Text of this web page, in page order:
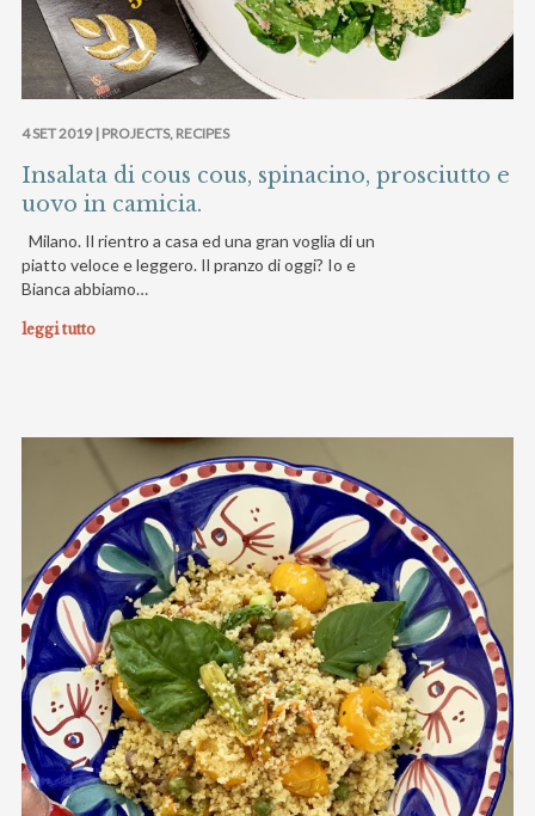
4 SET 2019 | PROJECTS, RECIPES
Insalata di cous cous, spinacino, prosciutto e
uovo in camicia.
Milano. Il rientro a casa ed una gran voglia di un
piatto veloce e leggero. Il pranzo di oggi? Io e
Bianca abbiamo…
leggi tutto